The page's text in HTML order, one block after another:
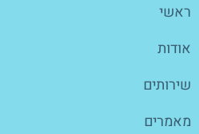
ראשי
אודות
שירותים
מאמרים